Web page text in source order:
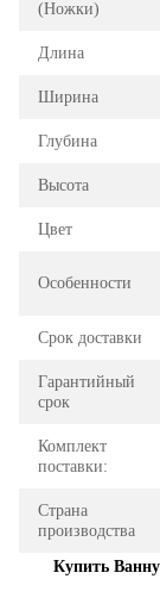
(Ножки)
Длина
Ширина
Глубина
Высота
Цвет
Особенности
Срок доставки
Гарантийный
срок
Комплект
поставки:
Страна
производства
Купить